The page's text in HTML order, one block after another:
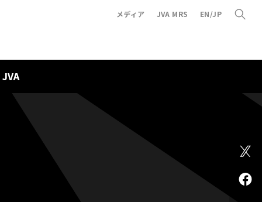
メディア JVA MRS EN/JP
JVA